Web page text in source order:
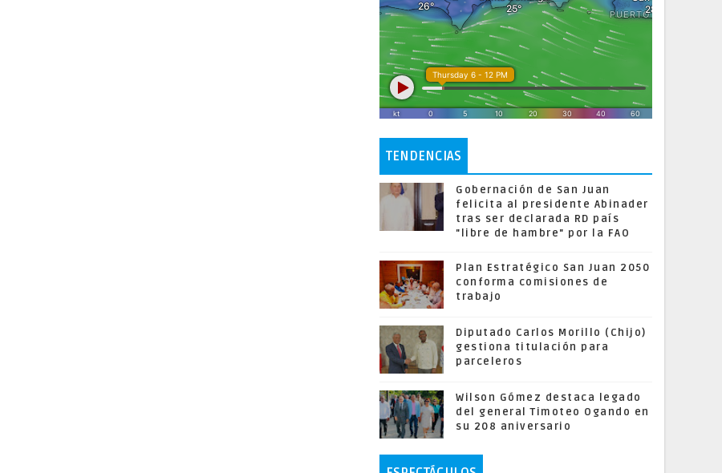
TENDENCIAS
Gobernación de San Juan
felicita al presidente Abinader
tras ser declarada RD país
"libre de hambre" por la FAO
Plan Estratégico San Juan 2050
conforma comisiones de
trabajo
Diputado Carlos Morillo (Chijo)
gestiona titulación para
parceleros
Wilson Gómez destaca legado
del general Timoteo Ogando en
su 208 aniversario